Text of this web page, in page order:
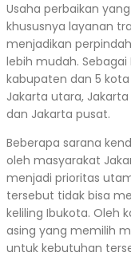
Usaha perbaikan
khususnya layanan
menjadikan
lebih mudah. Sebagai
kabupaten dan 5
Jakarta utara,
dan Jakarta pusat.
Beberapa sarana
oleh masyarakat
menjadi prioritas
tersebut tidak bisa
keliling Ibukota. Oleh
asing yang memilih
untuk kebutuhan